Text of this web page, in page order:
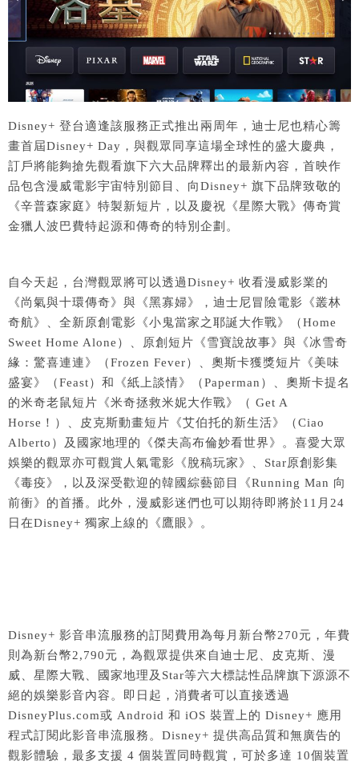
Disney+ 登台適逢該服務正式推出兩周年，迪士尼也精心籌
畫首屆Disney+ Day，與觀眾同享這場全球性的盛大慶典，
訂戶將能夠搶先觀看旗下六大品牌釋出的最新內容，首映作
品包含漫威電影宇宙特別節目、向Disney+ 旗下品牌致敬的
《辛普森家庭》特製新短片，以及慶祝《星際大戰》傳奇賞
金獵人波巴費特起源和傳奇的特別企劃。
自今天起，台灣觀眾將可以透過Disney+ 收看漫威影業的
《尚氣與十環傳奇》與《黑寡婦》，迪士尼冒險電影《叢林
奇航》、全新原創電影《小鬼當家之耶誕大作戰》（Home
Sweet Home Alone）、原創短片《雪寶說故事》與《冰雪奇
緣：驚喜連連》（Frozen Fever）、奧斯卡獲獎短片《美味
盛宴》（Feast）和《紙上談情》（Paperman）、奧斯卡提名
的米奇老鼠短片《米奇拯救米妮大作戰》（ Get A
Horse！）、皮克斯動畫短片《艾伯托的新生活》（Ciao
Alberto）及國家地理的《傑夫高布倫妙看世界》。喜愛大眾
娛樂的觀眾亦可觀賞人氣電影《脫稿玩家》、Star原創影集
《毒疫》，以及深受歡迎的韓國綜藝節目《Running Man 向
前衝》的首播。此外，漫威影迷們也可以期待即將於11月24
日在Disney+ 獨家上線的《鷹眼》。
Disney+ 影音串流服務的訂閱費用為每月新台幣270元，年費
則為新台幣2,790元，為觀眾提供來自迪士尼、皮克斯、漫
威、星際大戰、國家地理及Star等六大標誌性品牌旗下源源不
絕的娛樂影音內容。即日起，消費者可以直接透過
DisneyPlus.com或 Android 和 iOS 裝置上的 Disney+ 應用
程式訂閱此影音串流服務。Disney+ 提供高品質和無廣告的
觀影體驗，最多支援 4 個裝置同時觀賞，可於多達 10個裝置